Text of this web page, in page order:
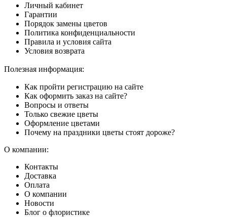
Личный кабинет
Гарантии
Порядок замены цветов
Политика конфиденциальности
Правила и условия сайта
Условия возврата
Полезная информация:
Как пройти регистрацию на сайте
Как оформить заказ на сайте?
Вопросы и ответы
Только свежие цветы
Оформление цветами
Почему на праздники цветы стоят дороже?
О компании:
Контакты
Доставка
Оплата
О компании
Новости
Блог о флористике